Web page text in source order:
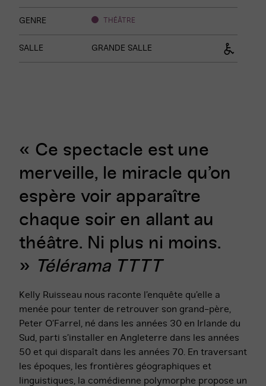
GENRE THÉÂTRE
SALLE GRANDE SALLE
« Ce spectacle est une
merveille, le miracle qu’on
espère voir apparaître
chaque soir en allant au
théâtre. Ni plus ni moins.
» Télérama TTTT
Kelly Ruisseau nous raconte l’enquête qu’elle a
menée pour tenter de retrouver son grand-père,
Peter O’Farrel, né dans les années 30 en Irlande du
Sud, parti s’installer en Angleterre dans les années
50 et qui disparaît dans les années 70. En traversant
les époques, les frontières géographiques et
linguistiques, la comédienne polymorphe propose un